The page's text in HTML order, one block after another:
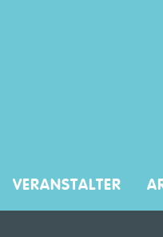
VERANSTALTER